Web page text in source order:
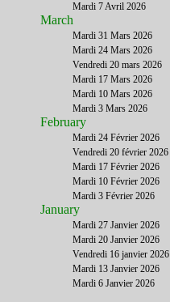
Mardi 7 Avril 2026
March
Mardi 31 Mars 2026
Mardi 24 Mars 2026
Vendredi 20 mars 2026
Mardi 17 Mars 2026
Mardi 10 Mars 2026
Mardi 3 Mars 2026
February
Mardi 24 Février 2026
Vendredi 20 février 2026
Mardi 17 Février 2026
Mardi 10 Février 2026
Mardi 3 Février 2026
January
Mardi 27 Janvier 2026
Mardi 20 Janvier 2026
Vendredi 16 janvier 2026
Mardi 13 Janvier 2026
Mardi 6 Janvier 2026